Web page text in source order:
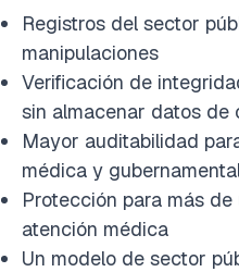
Registros del sector
manipulaciones
Verificación de
sin almacenar datos de
Mayor auditabilidad
médica y
Protección para más
atención médica
Un modelo de sector